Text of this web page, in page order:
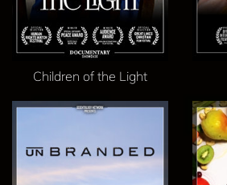
Children of the Light